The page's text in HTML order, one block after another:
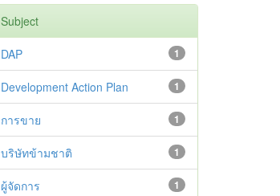
Subject
1
DAP
1
Development Action Plan
1
การขาย
1
บริษัทข้ามชาติ
1
ผู้จัดการ